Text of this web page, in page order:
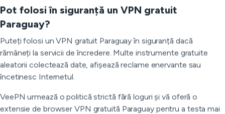
Pot folosi în siguranță un VPN gratuit
Paraguay?
Puteți folosi un VPN gratuit Paraguay în siguranță dacă
rămâneți la servicii de încredere. Multe instrumente gratuite
aleatorii colectează date, afișează reclame enervante sau
încetinesc Internetul.
VeePN urmează o politică strictă fără loguri și vă oferă o
extensie de browser VPN gratuită Paraguay pentru a testa mai